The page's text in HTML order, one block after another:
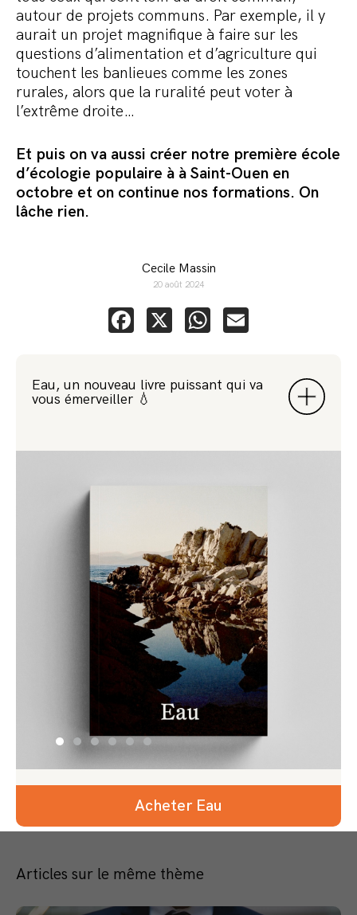
autour de projets communs. Par exemple, il y
aurait un projet magnifique à faire sur les
questions d’alimentation et d’agriculture qui
touchent les banlieues comme les zones
rurales, alors que la ruralité peut voter à
l’extrême droite…
Et puis on va aussi créer notre première école
d’écologie populaire à à Saint-Ouen en
octobre et on continue nos formations. On
lâche rien.
Cecile Massin
20 août 2024
Facebook
X WhatsApp
Eau, un nouveau livre puissant qui va
vous émerveiller 💧
Acheter Eau
Articles sur le même thème